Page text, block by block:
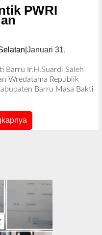
PWRI
Januari 31,
Ir.H.Suardi Saleh
Wredatama Republik
Barru Masa Bakti